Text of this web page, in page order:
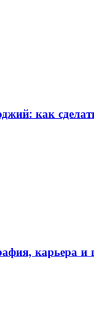
как
карьера и